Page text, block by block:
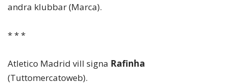
andra klubbar (Marca).
* * *
Atletico Madrid vill signa Rafinha
(Tuttomercatoweb).